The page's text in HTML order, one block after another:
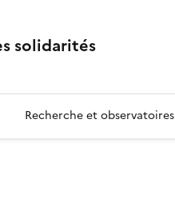
solidarités
Recherche et observatoires